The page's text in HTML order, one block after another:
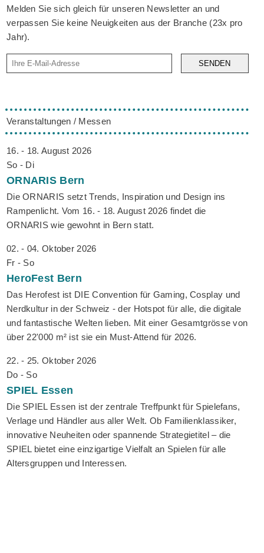
Melden Sie sich gleich für unseren Newsletter an und
verpassen Sie keine Neuigkeiten aus der Branche (23x pro
Jahr).
SENDEN
Veranstaltungen / Messen
16. - 18. August 2026
So - Di
ORNARIS Bern
Die ORNARIS setzt Trends, Inspiration und Design ins
Rampenlicht. Vom 16. - 18. August 2026 findet die
ORNARIS wie gewohnt in Bern statt.
02. - 04. Oktober 2026
Fr - So
HeroFest Bern
Das Herofest ist DIE Convention für Gaming, Cosplay und
Nerdkultur in der Schweiz - der Hotspot für alle, die digitale
und fantastische Welten lieben. Mit einer Gesamtgrösse von
über 22'000 m² ist sie ein Must-Attend für 2026.
22. - 25. Oktober 2026
Do - So
SPIEL Essen
Die SPIEL Essen ist der zentrale Treffpunkt für Spielefans,
Verlage und Händler aus aller Welt. Ob Familienklassiker,
innovative Neuheiten oder spannende Strategietitel – die
SPIEL bietet eine einzigartige Vielfalt an Spielen für alle
Altersgruppen und Interessen.